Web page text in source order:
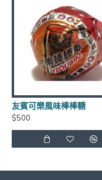
**年貨商品*節慶
如有需要請LINE
友賓可樂風味棒棒糖
$500